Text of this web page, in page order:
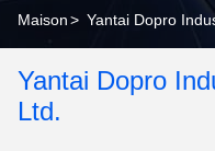
Maison>
Yantai Dopro
Ltd.